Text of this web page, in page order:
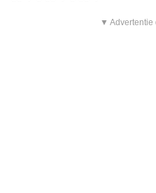
▼ Advertentie